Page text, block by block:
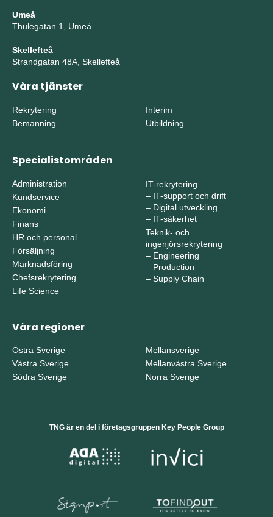
Umeå
Thulegatan 1, Umeå
Skellefteå
Strandgatan 48A, Skellefteå
Våra tjänster
Rekrytering
Bemanning
Interim
Utbildning
Specialistområden
Administration
Kundservice
Ekonomi
Finans
HR och personal
Försäljning
Marknadsföring
Chefsrekrytering
Life Science
IT-rekrytering
– IT-support och drift
– Digital utveckling
– IT-säkerhet
Teknik- och
ingenjörsrekrytering
– Engineering
– Production
– Supply Chain
Våra regioner
Östra Sverige
Västra Sverige
Södra Sverige
Mellansverige
Mellanvästra Sverige
Norra Sverige
TNG är en del i företagsgruppen Key People Group